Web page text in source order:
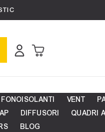
VENT
DIFFUSORI
QUADRI
BLOG